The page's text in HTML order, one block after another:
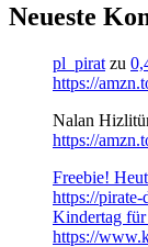
Neueste
pl_pirat zu
https://
Nalan
https://
Freebie!
https://
Kindertag
https://